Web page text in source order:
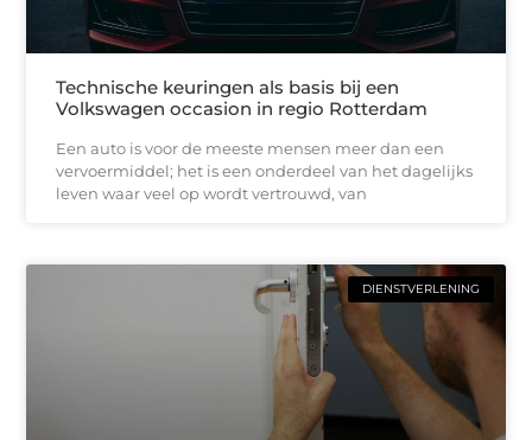
Technische keuringen als basis bij een
Volkswagen occasion in regio Rotterdam
Een auto is voor de meeste mensen meer dan een
vervoermiddel; het is een onderdeel van het dagelijks
leven waar veel op wordt vertrouwd, van
DIENSTVERLENING